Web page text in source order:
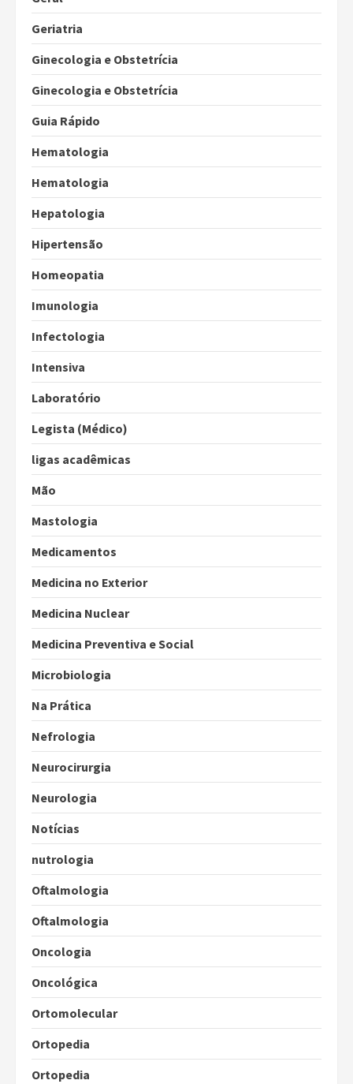
Geriatria
Ginecologia e Obstetrícia
Ginecologia e Obstetrícia
Guia Rápido
Hematologia
Hematologia
Hepatologia
Hipertensão
Homeopatia
Imunologia
Infectologia
Intensiva
Laboratório
Legista (Médico)
ligas acadêmicas
Mão
Mastologia
Medicamentos
Medicina no Exterior
Medicina Nuclear
Medicina Preventiva e Social
Microbiologia
Na Prática
Nefrologia
Neurocirurgia
Neurologia
Notícias
nutrologia
Oftalmologia
Oftalmologia
Oncologia
Oncológica
Ortomolecular
Ortopedia
Ortopedia